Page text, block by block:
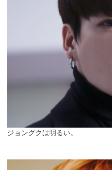
ジョングクは明るい。